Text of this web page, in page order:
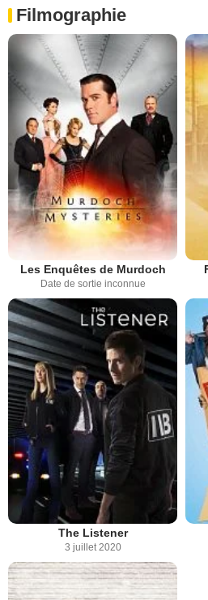
Filmographie
Les Enquêtes de Murdoch
Date de sortie inconnue
The Listener
3 juillet 2020